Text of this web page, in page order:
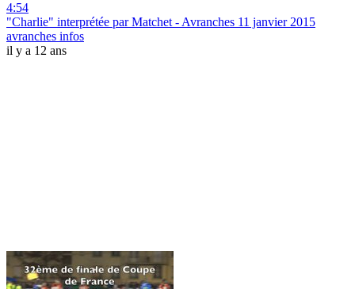
4:54
"Charlie" interprétée par Matchet - Avranches 11 janvier 2015
avranches infos
il y a 12 ans